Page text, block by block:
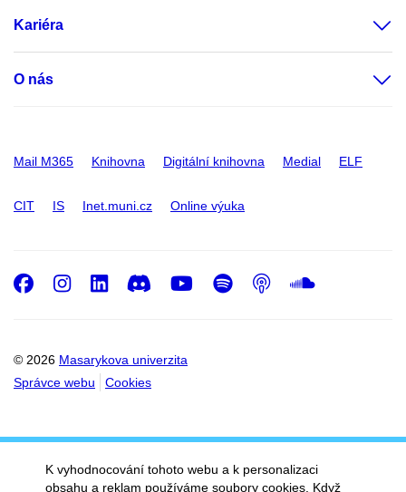
Kariéra
O nás
Mail M365 Knihovna Digitální knihovna Medial ELF
CIT IS Inet.muni.cz Online výuka
© 2026 Masarykova univerzita
Správce webu
Cookies
Facebook
Instagram
LinkedIn
DiscordYoutube
Spotify
Podcast
K vyhodnocování tohoto webu a k personalizaci
obsahu a reklam používáme soubory cookies. Když